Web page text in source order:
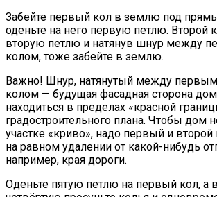
Забейте первый кол в землю под
оденьте на него первую петлю. Второй
вторую петлю и натянув шнур между
колом, тоже забейте в землю.
Важно! Шнур, натянутый между
колом — будущая фасадная сторона
находиться в пределах «красной
градостроительного плана. Чтобы дом
участке «криво», надо первый и
на равном удалении от какой-нибудь
например, края дороги.
Оденьте пятую петлю на первый кол, а